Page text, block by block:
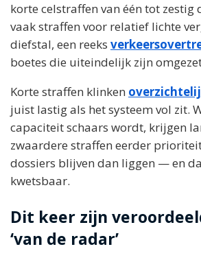
korte celstraffen van één tot zestig
vaak straffen voor relatief lichte
diefstal, een reeks
boetes die uiteindelijk zijn
Korte straffen klinken
juist lastig als het systeem vol zit.
capaciteit schaars wordt, krijgen
zwaardere straffen eerder
dossiers blijven dan liggen — en
kwetsbaar.
Dit keer zijn
‘van de radar’